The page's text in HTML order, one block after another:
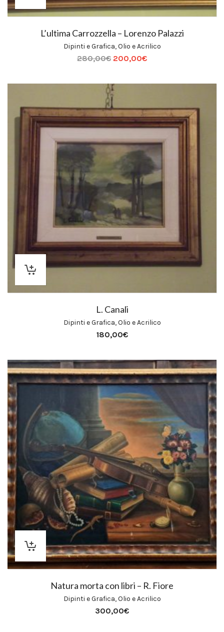
L’ultima Carrozzella – Lorenzo Palazzi
Dipinti e Grafica,Olio e Acrilico
280,00€ 200,00€
L. Canali
Dipinti e Grafica,Olio e Acrilico
180,00€
Natura morta con libri – R. Fiore
Dipinti e Grafica,Olio e Acrilico
300,00€